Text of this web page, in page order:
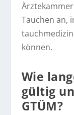
Tauchen an,
können.
Wie
gültig
GTÜM?